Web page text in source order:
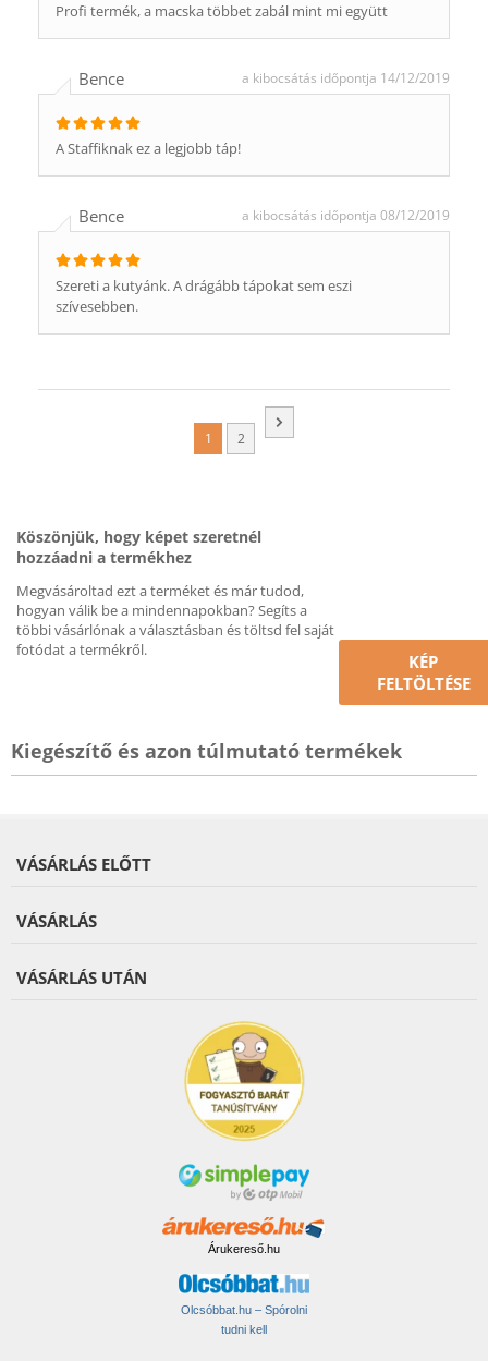
Profi termék, a macska többet zabál mint mi együtt
Bence a kibocsátás időpontja 14/12/2019
A Staffiknak ez a legjobb táp!
Bence a kibocsátás időpontja 08/12/2019
Szereti a kutyánk. A drágább tápokat sem eszi
szívesebben.
1 2
Köszönjük, hogy képet szeretnél
hozzáadni a termékhez
Megvásároltad ezt a terméket és már tudod,
hogyan válik be a mindennapokban? Segíts a
többi vásárlónak a választásban és töltsd fel saját
fotódat a termékről.
KÉP
FELTÖLTÉSE
Kiegészítő és azon túlmutató termékek
VÁSÁRLÁS ELŐTT
VÁSÁRLÁS
VÁSÁRLÁS UTÁN
Árukereső.hu
Olcsóbbat.hu – Spórolni
tudni kell